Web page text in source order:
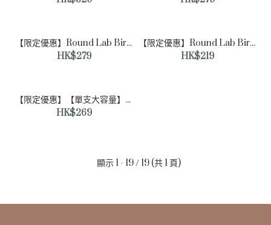
HK$79
【限定優惠】Round Lab Birch Moisturizing Pad 樺木保濕護理棉 (80片 + 80片 ) 優惠套裝
HK$279
【限定優惠】Round Lab Birch Hydrating Brightening Sunscreen 保濕提亮防曬霜 SPF 50+ PA++++ 50ml + Cleanser 20ml 優惠套裝
HK$219
【限定優惠】【單支大容量】Round Lab 樺樹保濕面霜 120ml + 4片保濕 優惠套裝
HK$269
顯示 1 - 19 / 19 (共 1 頁)